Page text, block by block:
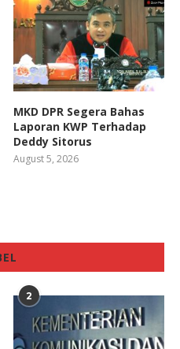
MKD DPR Segera Bahas
Laporan KWP Terhadap
Deddy Sitorus
August 5, 2026
2